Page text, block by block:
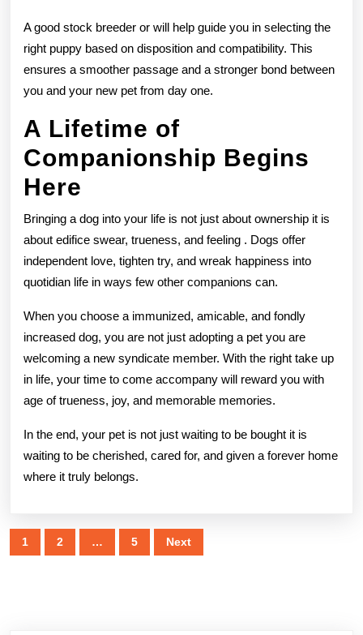
A good stock breeder or will help guide you in selecting the
right puppy based on disposition and compatibility. This
ensures a smoother passage and a stronger bond between
you and your new pet from day one.
A Lifetime of
Companionship Begins
Here
Bringing a dog into your life is not just about ownership it is
about edifice swear, trueness, and feeling . Dogs offer
independent love, tighten try, and wreak happiness into
quotidian life in ways few other companions can.
When you choose a immunized, amicable, and fondly
increased dog, you are not just adopting a pet you are
welcoming a new syndicate member. With the right take up
in life, your time to come accompany will reward you with
age of trueness, joy, and memorable memories.
In the end, your pet is not just waiting to be bought it is
waiting to be cherished, cared for, and given a forever home
where it truly belongs.
Posts
pagination
1 2 … 5 Next